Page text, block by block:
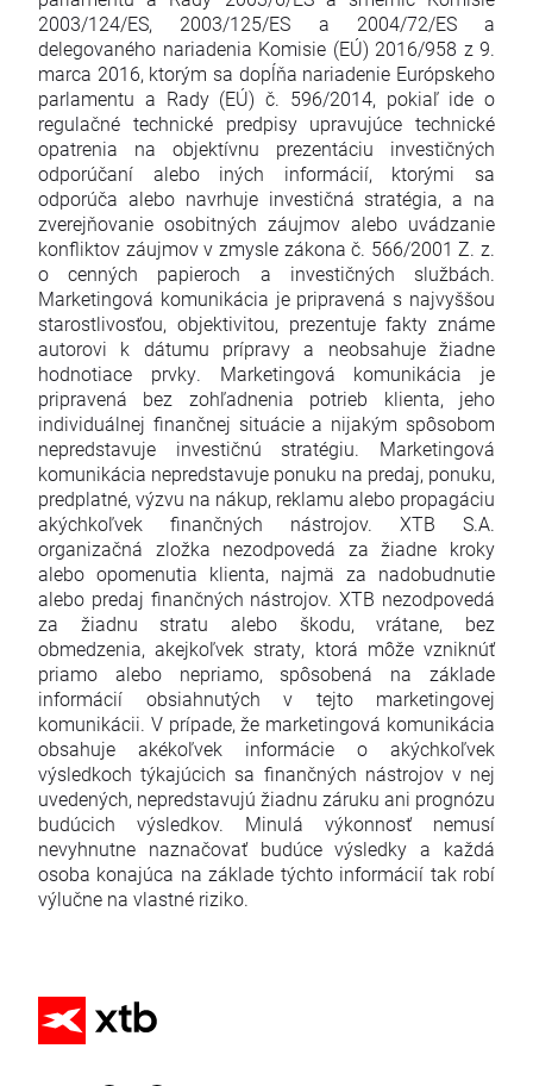
2003/124/ES, 2003/125/ES a 2004/72/ES a
delegovaného nariadenia Komisie (EÚ) 2016/958 z 9.
marca 2016, ktorým sa dopĺňa nariadenie Európskeho
parlamentu a Rady (EÚ) č. 596/2014, pokiaľ ide o
regulačné technické predpisy upravujúce technické
opatrenia na objektívnu prezentáciu investičných
odporúčaní alebo iných informácií, ktorými sa
odporúča alebo navrhuje investičná stratégia, a na
zverejňovanie osobitných záujmov alebo uvádzanie
konfliktov záujmov v zmysle zákona č. 566/2001 Z. z.
o cenných papieroch a investičných službách.
Marketingová komunikácia je pripravená s najvyššou
starostlivosťou, objektivitou, prezentuje fakty známe
autorovi k dátumu prípravy a neobsahuje žiadne
hodnotiace prvky. Marketingová komunikácia je
pripravená bez zohľadnenia potrieb klienta, jeho
individuálnej finančnej situácie a nijakým spôsobom
nepredstavuje investičnú stratégiu. Marketingová
komunikácia nepredstavuje ponuku na predaj, ponuku,
predplatné, výzvu na nákup, reklamu alebo propagáciu
akýchkoľvek finančných nástrojov. XTB S.A.
organizačná zložka nezodpovedá za žiadne kroky
alebo opomenutia klienta, najmä za nadobudnutie
alebo predaj finančných nástrojov. XTB nezodpovedá
za žiadnu stratu alebo škodu, vrátane, bez
obmedzenia, akejkoľvek straty, ktorá môže vzniknúť
priamo alebo nepriamo, spôsobená na základe
informácií obsiahnutých v tejto marketingovej
komunikácii. V prípade, že marketingová komunikácia
obsahuje akékoľvek informácie o akýchkoľvek
výsledkoch týkajúcich sa finančných nástrojov v nej
uvedených, nepredstavujú žiadnu záruku ani prognózu
budúcich výsledkov. Minulá výkonnosť nemusí
nevyhnutne naznačovať budúce výsledky a každá
osoba konajúca na základe týchto informácií tak robí
výlučne na vlastné riziko.